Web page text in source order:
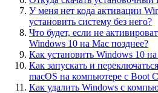
У меня нет кода активации
установить систему без него?
Что будет, если не
Windows 10 на Mac позднее?
Как установить Windows 10
Как запускать и
macOS на компьютере с Boot
Как удалить Windows с